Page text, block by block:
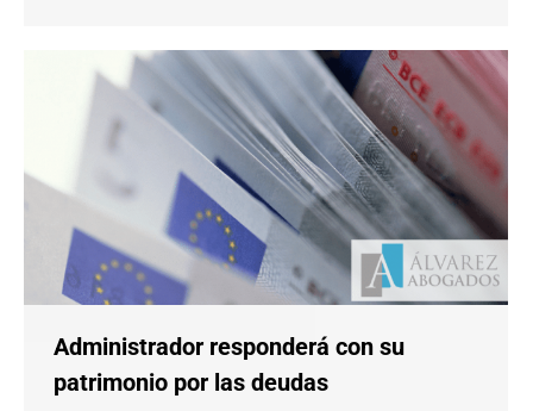
Administrador responderá con su
patrimonio por las deudas